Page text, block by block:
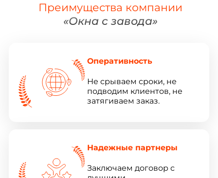
Преимущества компании
«Окна с завода»
Оперативность
Не срываем сроки, не
подводим клиентов, не
затягиваем заказ.
Надежные партнеры
Заключаем договор с